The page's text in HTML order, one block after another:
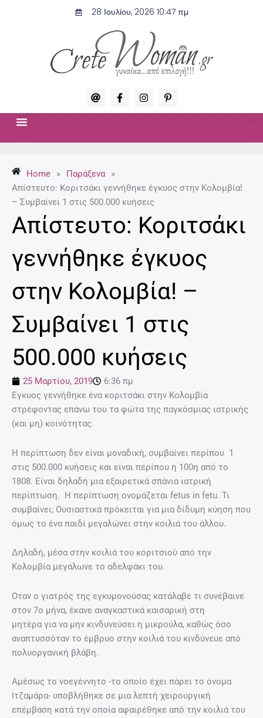
28 Ιουλίου, 2026 10:47 πμ
A
t
F
a
c
I
n
s
P
i
n
p
Home » Παράξενα
»
Απίστευτο: Κοριτσάκι γεννήθηκε έγκυος στην Κολομβία!
– Συμβαίνει 1 στις 500.000 κυήσεις
Απίστευτο: Κοριτσάκι
γεννήθηκε έγκυος
στην Κολομβία! –
Συμβαίνει 1 στις
500.000 κυήσεις
25 Μαρτίου, 2019
6:36 πμ
Εγκυος γεννήθηκε ένα κοριτσάκι στην Κολομβία
στρέφοντας επάνω του τα φώτα της παγκόσμιας ιατρικής
(και μη) κοινότητας.
Η περίπτωση δεν είναι μοναδική, συμβαίνει περίπου 1
στις 500.000 κυήσεις και είναι περίπου η 100η από το
1808. Είναι δηλαδή μια εξαιρετικά σπάνια ιατρική
περίπτωση. Η περίπτωση ονομάζεται fetus in fetu. Τι
συμβαίνει; Ουσιαστικά πρόκειται για μια δίδυμη κύηση που
όμως το ένα παιδί μεγαλώνει στην κοιλιά του άλλου.
Δηλαδή, μέσα στην κοιλιά του κοριτσιού από την
Κολομβία μεγάλωνε το αδελφάκι του.
Οταν ο γιατρός της εγκυμονούσας κατάλαβε τι συνέβαινε
στον 7ο μήνα, έκανε αναγκαστικά καισαρική στη
μητέρα για να μην κινδυνεύσει η μικρούλα, καθώς όσο
αναπτυσσόταν το έμβρυο στην κοιλιά του κινδύνευε από
πολυοργανική βλάβη.
Αμέσως το νοεγέννητο -το οποίο έχει πάρει το όνομα
Ιτζαμάρα- υποβλήθηκε σε μια λεπτή χειρουργική
επέμβαση κατά την οποία αφαιρέθηκε από την κοιλιά του